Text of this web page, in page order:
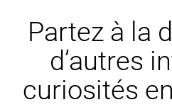
Partez à la
d’autres
curiosités